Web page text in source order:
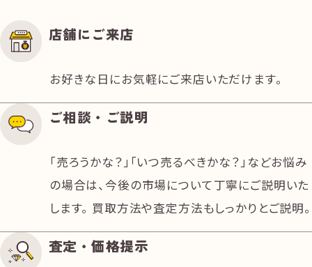
店舗にご来店
お好きな日にお気軽にご来店いただけます。
ご相談・ご説明
「売ろうかな？」「いつ売るべきかな？」などお悩み
の場合は、今後の市場について丁寧にご説明いた
します。 買取方法や査定方法もしっかりとご説明。
査定・価格提示